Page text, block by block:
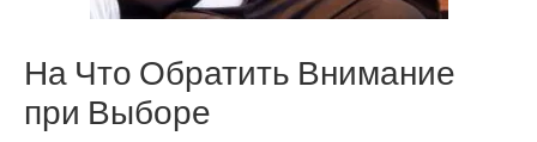
На Что Обратить Внимание
при Выборе